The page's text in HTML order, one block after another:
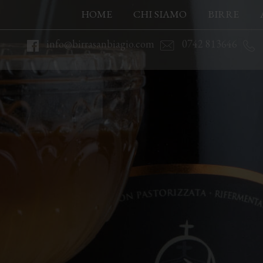
HOME CHI SIAMO BIRRE
info@birrasanbiagio.com 0742 813646